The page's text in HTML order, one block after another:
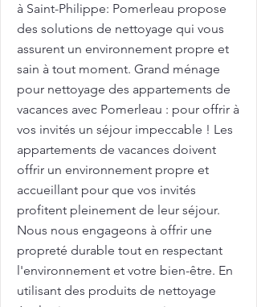
à Saint-Philippe: Pomerleau propose
des solutions de nettoyage qui vous
assurent un environnement propre et
sain à tout moment. Grand ménage
pour nettoyage des appartements de
vacances avec Pomerleau : pour offrir à
vos invités un séjour impeccable ! Les
appartements de vacances doivent
offrir un environnement propre et
accueillant pour que vos invités
profitent pleinement de leur séjour.
Nous nous engageons à offrir une
propreté durable tout en respectant
l'environnement et votre bien-être. En
utilisant des produits de nettoyage